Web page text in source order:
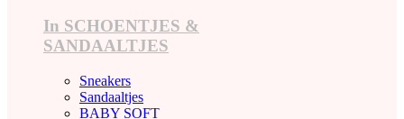
In SCHOENTJES &
SANDAALTJES
Sneakers
Sandaaltjes
BABY SOFT